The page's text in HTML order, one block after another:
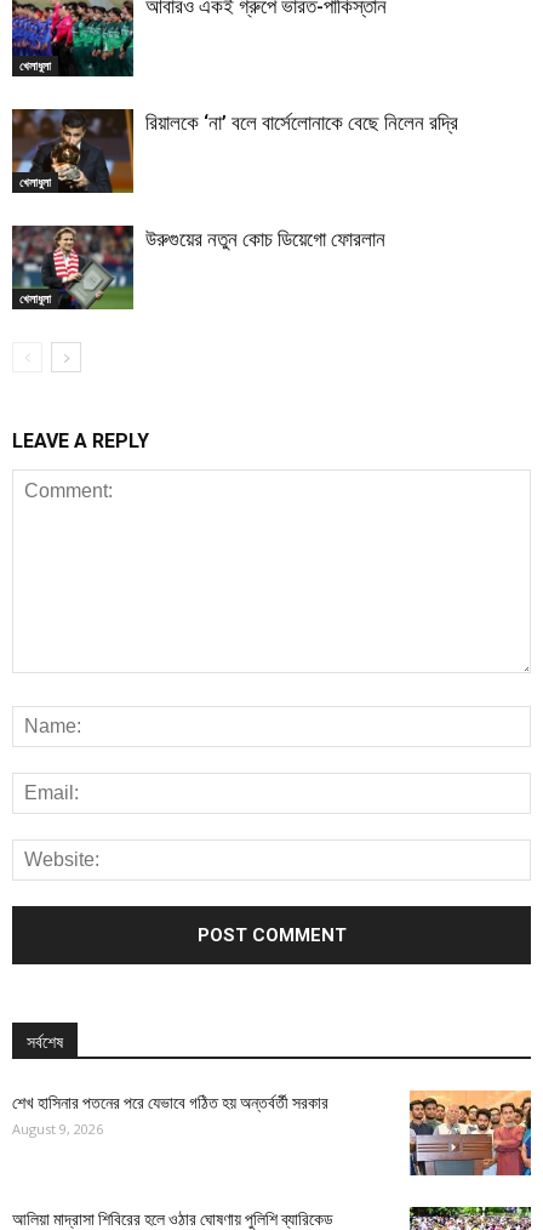
খেলাধুলা
আবারও একই গ্রুপে ভারত-পাকিস্তান
খেলাধুলা
রিয়ালকে ‘না’ বলে বার্সেলোনাকে বেছে নিলেন রদ্রি
খেলাধুলা
উরুগুয়ের নতুন কোচ ডিয়েগো ফোরলান
LEAVE A REPLY
সর্বশেষ
শেখ হাসিনার পতনের পরে যেভাবে গঠিত হয় অন্তর্বর্তী সরকার
August 9, 2026
আলিয়া মাদ্রাসা শিবিরের হলে ওঠার ঘোষণায় পুলিশি ব্যারিকেড